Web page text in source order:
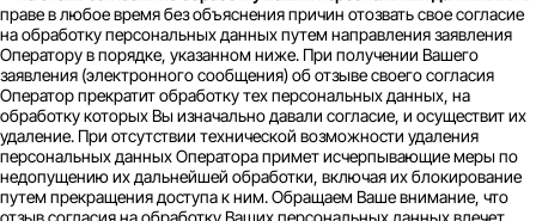
праве в любое время без объяснения причин отозвать свое согласие
на обработку персональных данных путем направления заявления
Оператору в порядке, указанном ниже. При получении Вашего
заявления (электронного сообщения) об отзыве своего согласия
Оператор прекратит обработку тех персональных данных, на
обработку которых Вы изначально давали согласие, и осуществит их
удаление. При отсутствии технической возможности удаления
персональных данных Оператора примет исчерпывающие меры по
недопущению их дальнейшей обработки, включая их блокирование
путем прекращения доступа к ним. Обращаем Ваше внимание, что
отзыв согласия на обработку Ваших персональных данных влечет